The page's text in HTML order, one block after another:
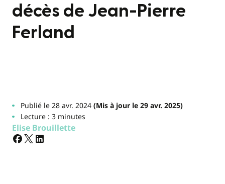
décès de Jean-Pierre
Ferland
Publié le 28 avr. 2024(Mis à jour le 29 avr. 2025)
Lecture : 3 minutes
Elise Brouillette